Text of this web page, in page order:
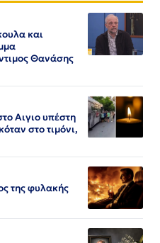
και
Θανάσης
Αιγιο υπέστη
στο τιμόνι,
της φυλακής